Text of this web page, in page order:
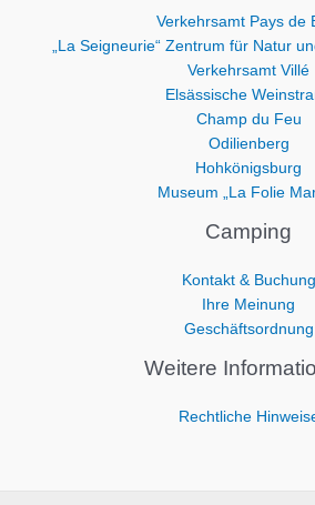
Verkehrsamt Pays de
„La Seigneurie“ Zentrum für Natur
Verkehrsamt Villé
Elsässische
Champ du Feu
Odilienberg
Hohkönigsburg
Museum „La Folie
Camping
Kontakt & Buchung
Ihre Meinung
Geschäftsordnung
Weitere
Rechtliche